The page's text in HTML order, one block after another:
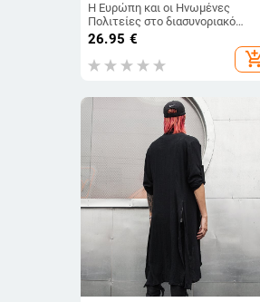
Η Ευρώπη και οι Ηνωμένες
Πολιτείες στο διασυνοριακό
εξωτερικό εμπόριο Η Amazon
εκρήγνυται νέα μόδα ανδρικού
ζακάρ casual κοντομάνικου
πουκάμισου σε ασορτί χρώμα
26.95 €